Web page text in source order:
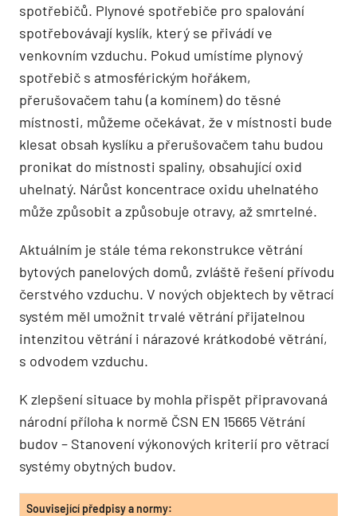
spotřebičů. Plynové spotřebiče pro spalování
spotřebovávají kyslík, který se přivádí ve
venkovním vzduchu. Pokud umístíme plynový
spotřebič s atmosférickým hořákem,
přerušovačem tahu (a komínem) do těsné
místnosti, můžeme očekávat, že v místnosti bude
klesat obsah kyslíku a přerušovačem tahu budou
pronikat do místnosti spaliny, obsahující oxid
uhelnatý. Nárůst koncentrace oxidu uhelnatého
může způsobit a způsobuje otravy, až smrtelné.
Aktuálním je stále téma rekonstrukce větrání
bytových panelových domů, zvláště řešení přívodu
čerstvého vzduchu. V nových objektech by větrací
systém měl umožnit trvalé větrání přijatelnou
intenzitou větrání i nárazové krátkodobé větrání,
s odvodem vzduchu.
K zlepšení situace by mohla přispět připravovaná
národní příloha k normě ČSN EN 15665 Větrání
budov – Stanovení výkonových kriterií pro větrací
systémy obytných budov.
Související předpisy a normy: